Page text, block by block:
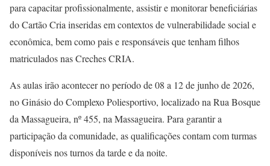
para capacitar profissionalmente, assistir e monitorar beneficiárias
do Cartão Cria inseridas em contextos de vulnerabilidade social e
econômica, bem como pais e responsáveis que tenham filhos
matriculados nas Creches CRIA.
As aulas irão acontecer no período de 08 a 12 de junho de 2026,
no Ginásio do Complexo Poliesportivo, localizado na Rua Bosque
da Massagueira, nº 455, na Massagueira. Para garantir a
participação da comunidade, as qualificações contam com turmas
disponíveis nos turnos da tarde e da noite.